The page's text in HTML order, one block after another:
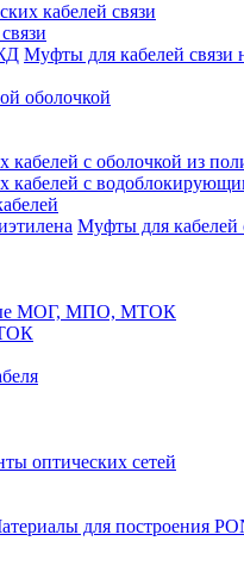
кабелей связи
Муфты для кабелей связи
оболочкой
с оболочкой из
кабелей с
Муфты для кабелей
МОГ, МПО, МТОК
оптических сетей
для построения